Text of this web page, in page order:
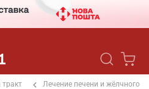
Лечение печени и жёлчного